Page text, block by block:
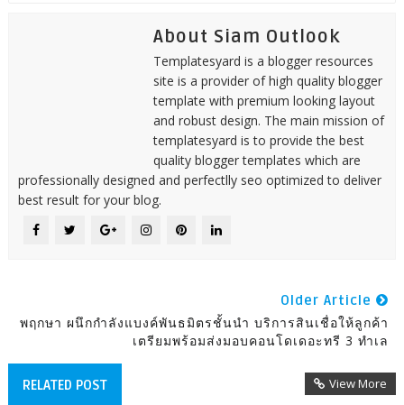
About Siam Outlook
Templatesyard is a blogger resources
site is a provider of high quality blogger
template with premium looking layout
and robust design. The main mission of
templatesyard is to provide the best
quality blogger templates which are
professionally designed and perfectlly seo optimized to deliver
best result for your blog.
Older Article
พฤกษา ผนึกกำลังแบงค์พันธมิตรชั้นนำ บริการสินเชื่อให้ลูกค้า
เตรียมพร้อมส่งมอบคอนโดเดอะทรี 3 ทำเล
RELATED POST View More